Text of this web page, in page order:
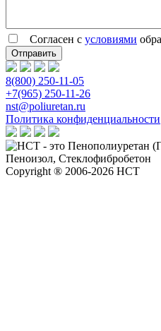
Согласен с условиями
8(800) 250-11-05
+7(965) 250-11-26
nst@poliuretan.ru
Политика конфиденциальности
Copyright ® 2006-2026 НСТ